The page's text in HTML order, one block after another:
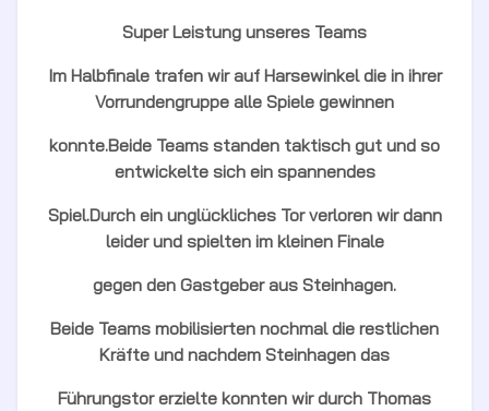
Super Leistung unseres Teams
Im Halbfinale trafen wir auf Harsewinkel die in ihrer
Vorrundengruppe alle Spiele gewinnen
konnte.Beide Teams standen taktisch gut und so
entwickelte sich ein spannendes
Spiel.Durch ein unglückliches Tor verloren wir dann
leider und spielten im kleinen Finale
gegen den Gastgeber aus Steinhagen.
Beide Teams mobilisierten nochmal die restlichen
Kräfte und nachdem Steinhagen das
Führungstor erzielte konnten wir durch Thomas